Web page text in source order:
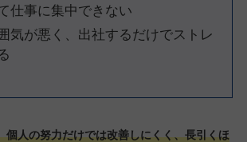
仕事に集中できない
気が悪く、出社するだけでストレ
個人の努力だけでは改善しにくく、長引くほ